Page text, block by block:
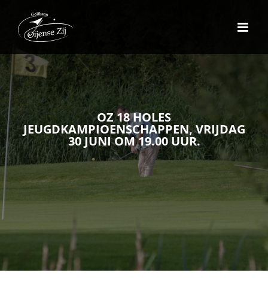
naar
OZ 18 HOLES
JEUGDKAMPIOENSCHAPPEN, VRIJDAG
30 JUNI OM 19.00 UUR.